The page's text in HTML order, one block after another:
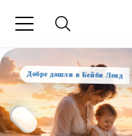
Добре дошли в Бейби Ленд